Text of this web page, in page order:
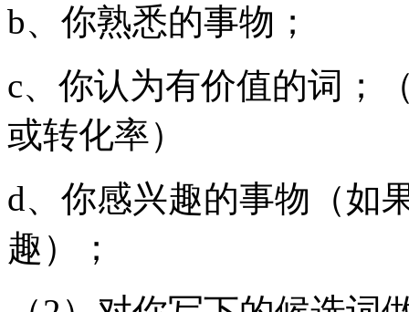
b、你熟悉的事物；
c、你认为有价值的词；
或转化率）
d、你感兴趣的事物（如
趣）；